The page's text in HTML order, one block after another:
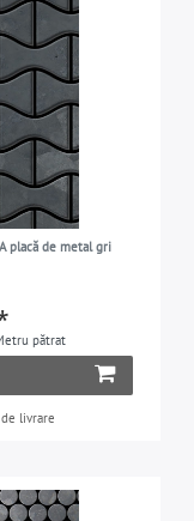
placă de metal gri
pătrat
livrare